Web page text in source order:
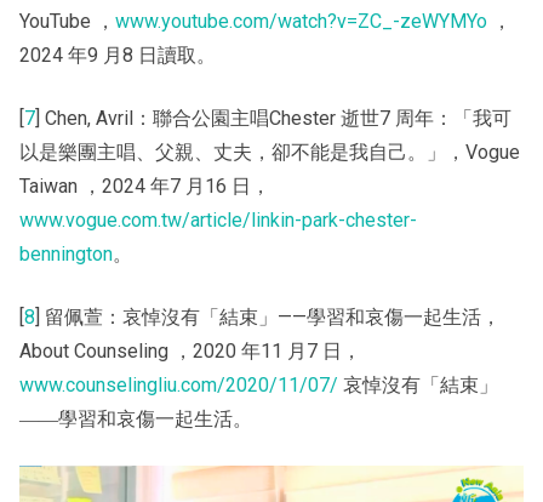
YouTube ， www.youtube.com/watch?v=ZC_-zeWYMYo ，
2024 年9 月8 日讀取。
[7] Chen, Avril：聯合公園主唱Chester 逝世7 周年：「我可
以是樂團主唱、父親、丈夫，卻不能是我自己。」，Vogue
Taiwan ，2024 年7 月16 日，
www.vogue.com.tw/article/linkin-park-chester-
bennington。
[8] 留佩萱：哀悼沒有「結束」——學習和哀傷一起生活，
About Counseling ，2020 年11 月7 日，
www.counselingliu.com/2020/11/07/ 哀悼沒有「結束」
――學習和哀傷一起生活。